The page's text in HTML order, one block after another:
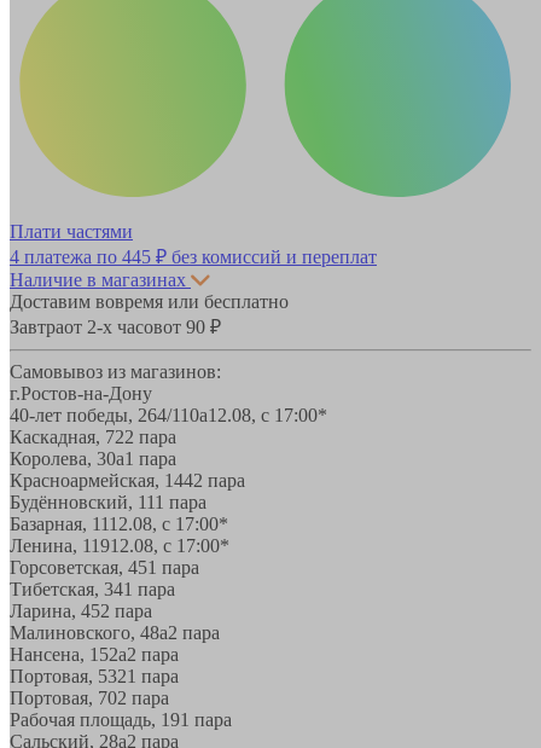
Плати частями
4 платежа по 445 ₽ без комиссий и переплат
Наличие в магазинах
Доставим вовремя или бесплатно
Завтраот 2-х часовот 90 ₽
Самовывоз из магазинов:
г.Ростов-на-Дону
40-лет победы, 264/110а12.08, с 17:00*
Каскадная, 722 пара
Королева, 30а1 пара
Красноармейская, 1442 пара
Будённовский, 111 пара
Базарная, 1112.08, с 17:00*
Ленина, 11912.08, с 17:00*
Горсоветская, 451 пара
Тибетская, 341 пара
Ларина, 452 пара
Малиновского, 48а2 пара
Нансена, 152а2 пара
Портовая, 5321 пара
Портовая, 702 пара
Рабочая площадь, 191 пара
Сальский, 28a2 пара